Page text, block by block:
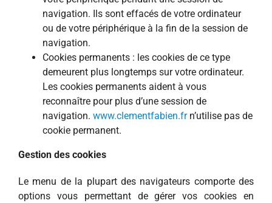
navigation. Ils sont effacés de votre ordinateur
ou de votre périphérique à la fin de la session de
navigation.
Cookies permanents : les cookies de ce type
demeurent plus longtemps sur votre ordinateur.
Les cookies permanents aident à vous
reconnaître pour plus d’une session de
navigation. www.clementfabien.frn’utilise pas de
cookie permanent.
Gestion des cookies
Le menu de la plupart des navigateurs comporte des
options vous permettant de gérer vos cookies en